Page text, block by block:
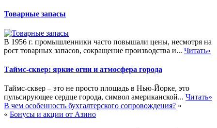
Товарные запасы
В 1956 г. промышленники часто повышали цены, несмотря на
рост товарных запасов, сокращение производства и... Читать»
Таймс-сквер: яркие огни и атмосфера города
Таймс-сквер – это не просто площадь в Нью-Йорке, это
пульсирующее сердце города, символ американской... Читать»
В чем особенность бухгалтерского сопровождения? »
« Бонусы и акции от Азино